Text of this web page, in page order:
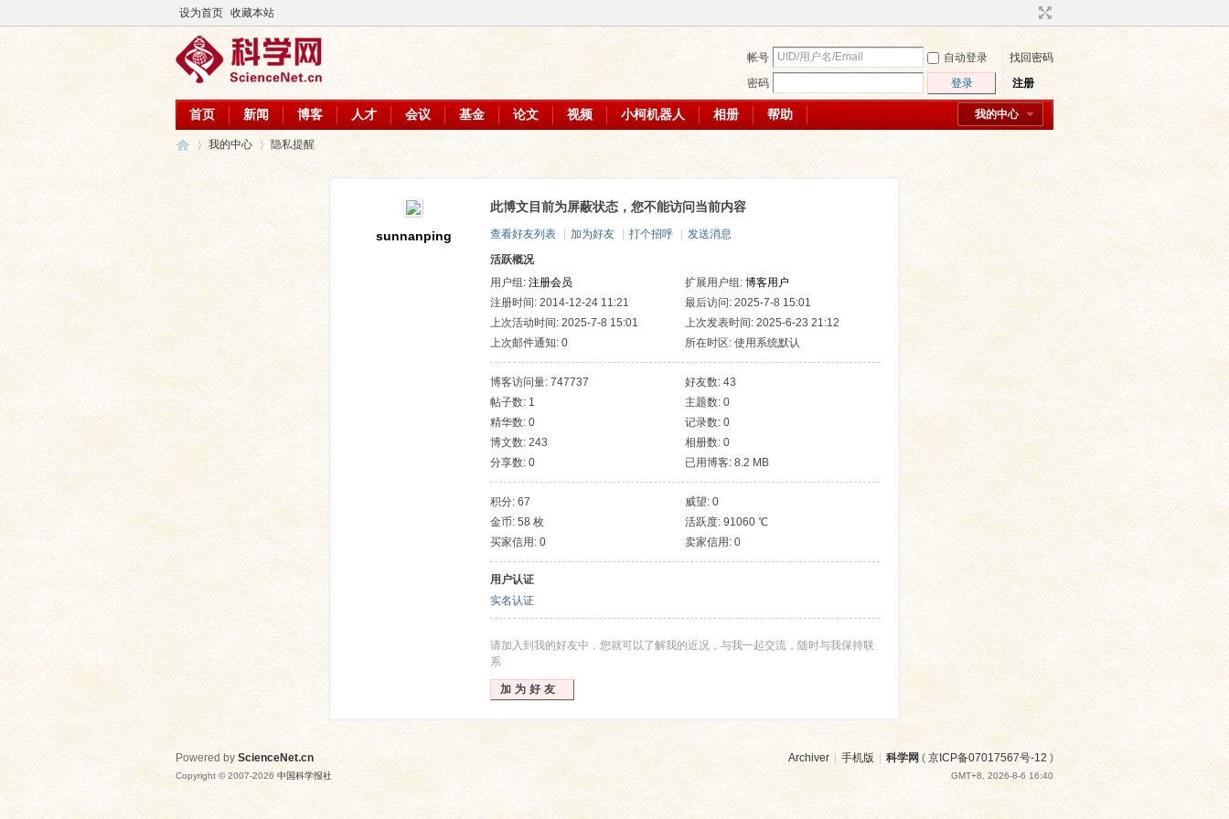
设为首页 收藏本站
帐号 自动登录
找回密码
密码
登录 注册
我的中心
首页 新闻 博客 人才 会议 基金 论文 视频 小柯机器人 相册 帮助
学
›
我的中心 隐私提醒
sunnanping
此博文目前为屏蔽状态，您不能访问当前内容
查看好友列表 加为好友 打个招呼
发送消息
活跃概况
用户组: 注册会员 扩展用户组: 博客用户
注册时间: 2014-12-24 11:21
最后访问: 2025-7-8 15:01
上次活动时间: 2025-7-8 15:01
上次发表时间: 2025-6-23 21:12
上次邮件通知: 0
所在时区: 使用系统默认
博客访问量: 747737
好友数: 43
帖子数: 1
主题数: 0
精华数: 0
记录数: 0
博文数: 243
相册数: 0
分享数: 0
已用博客: 8.2 MB
积分: 67
威望: 0
金币: 58 枚
活跃度: 91060 ℃
买家信用: 0
卖家信用: 0
用户认证
实名认证
请加入到我的好友中，您就可以了解我的近况，与我一起交流，随时与我保持联
系
加为好友
Archiver | 手机版 科学网 ( 京ICP备07017567号-12)
GMT+8, 2026-8-6 16:40
Powered byScienceNet.cn
Copyright © 2007-2026 中国科学报社